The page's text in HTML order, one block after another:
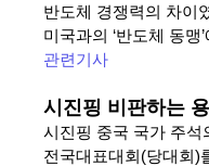
반도체 경쟁력의 차이
미국과의 ‘반도체 동맹
관련기사
시진핑 비판하는
시진핑 중국 국가 주석
전국대표대회(당대회)